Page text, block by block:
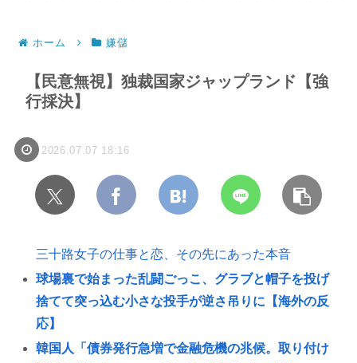
ホーム 嫌儲
【民意無視】独裁国家ジャップランド【強
行採決】
2026.07.07 18:16
三十路女子の仕事と恋、その先にあった本音
球場裏で始まった乱闘ごっこ、グラブと帽子を投げ
捨てて突っ込む小さな投手が逆さ吊りに【海外の反
応】
韓国人「債券発行急増で金融危機の兆候。取り付け